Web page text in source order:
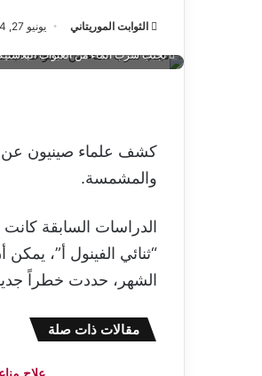
الثوابت الموريتاني يونيو 27, 2024
تجنب شرب الماء من العبوات
كشف علماء صينيون عن
والمشمسة.
الدراسات السابقة كانت
“ثنائي الفينول أ”،
الشهر، حددت خطراً
مقالات ذات صلة